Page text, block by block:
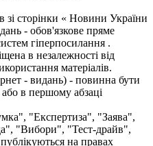
зі сторінки « Новини України
- обов'язкове пряме
гіперпосилання .
в незалежності від
матеріалів.
- видань) - повинна бути
в першому абзаці
"Експертиза", "Заява",
"Вибори", "Тест-драйв",
на правах